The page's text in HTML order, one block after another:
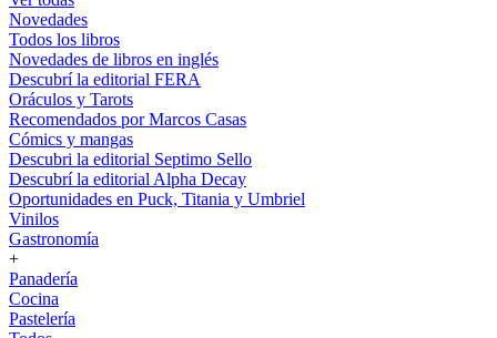
Novedades
Todos los libros
Novedades de libros en inglés
Descubrí la editorial FERA
Oráculos y Tarots
Recomendados por Marcos Casas
Cómics y mangas
Descubri la editorial Septimo Sello
Descubrí la editorial Alpha Decay
Oportunidades en Puck, Titania y Umbriel
Vinilos
Gastronomía
+
Panadería
Cocina
Pastelería